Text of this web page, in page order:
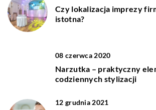
Czy lokalizacja imprezy
istotna?
08 czerwca 2020
Narzutka – praktyczny
codziennych stylizacji
12 grudnia 2021